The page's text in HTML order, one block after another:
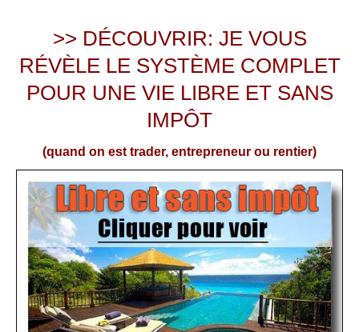
>> DÉCOUVRIR: JE VOUS
RÉVÈLE LE SYSTÈME COMPLET
POUR UNE VIE LIBRE ET SANS
IMPÔT
(quand on est trader, entrepreneur ou rentier)